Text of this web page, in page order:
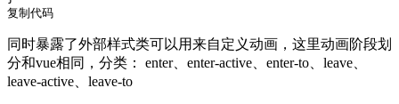
复制代码
同时暴露了外部样式类可以用来自定义动画，这里动画阶段划
分和vue相同，分类： enter、enter-active、enter-to、leave、
leave-active、leave-to